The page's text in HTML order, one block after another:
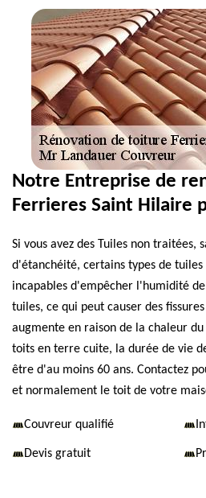
Notre Entreprise de
Ferrieres Saint Hilaire
Si vous avez des Tuiles non traitées,
d'étanchéité, certains types de
incapables d'empêcher l'humidité
tuiles, ce qui peut causer des
augmente en raison de la chaleur
toits en terre cuite, la durée de vie
être d'au moins 60 ans. Contactez
et normalement le toit de votre
Couvreur qualifié
Devis gratuit